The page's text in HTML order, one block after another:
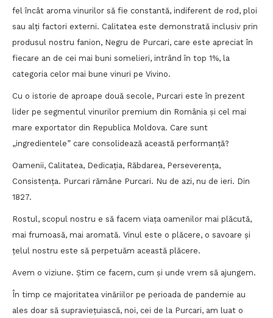
fel încât aroma vinurilor să fie constantă, indiferent de rod, ploi
sau alți factori externi. Calitatea este demonstrată inclusiv prin
produsul nostru fanion, Negru de Purcari, care este apreciat în
fiecare an de cei mai buni somelieri, intrând în top 1%, la
categoria celor mai bune vinuri pe Vivino.
Cu o istorie de aproape două secole, Purcari este în prezent
lider pe segmentul vinurilor premium din România și cel mai
mare exportator din Republica Moldova. Care sunt
„ingredientele” care consolidează această performanță?
Oamenii, Calitatea, Dedicația, Răbdarea, Perseverența,
Consistența. Purcari rămâne Purcari. Nu de azi, nu de ieri. Din
1827.
Rostul, scopul nostru e să facem viața oamenilor mai plăcută,
mai frumoasă, mai aromată. Vinul este o plăcere, o savoare și
țelul nostru este să perpetuăm această plăcere.
Avem o viziune. Știm ce facem, cum și unde vrem să ajungem.
În timp ce majoritatea vinăriilor pe perioada de pandemie au
ales doar să supraviețuiască, noi, cei de la Purcari, am luat o